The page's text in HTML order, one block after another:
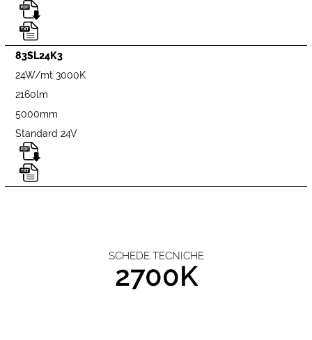
83SL24K3
24W/mt 3000K
2160lm
5000mm
Standard 24V
SCHEDE TECNICHE
2700K